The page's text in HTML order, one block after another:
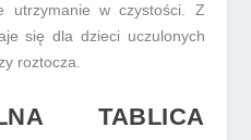
utrzymanie w czystości. Z
się dla dzieci uczulonych
roztocza.
TABLICA